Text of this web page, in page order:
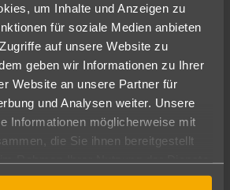
um Inhalte und Anzeigen zu
für soziale Medien anbieten
auf unsere Website zu
geben wir Informationen zu Ihrer
Website an unsere Partner für
und Analysen weiter. Unsere
Informationen möglicherweise mit
die Sie ihnen bereitgestellt
deinen Wünschen
Nur Hotel
7-21 Nächte